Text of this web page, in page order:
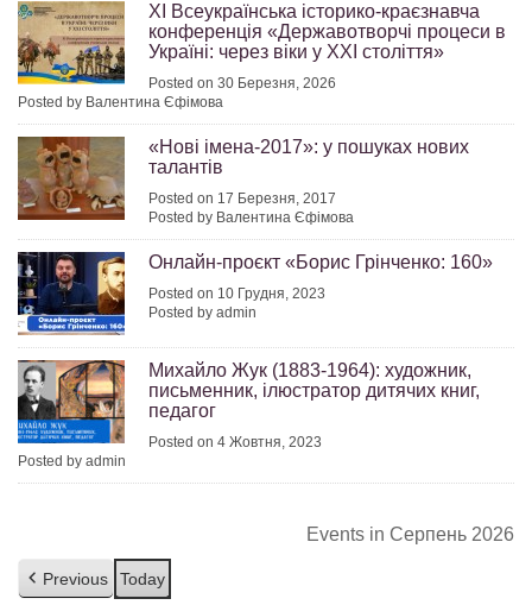
ХІ Всеукраїнська історико-краєзнавча
конференція «Державотворчі процеси в
Україні: через віки у ХХІ століття»
Posted on 30 Березня, 2026
Posted by Валентина Єфімова
«Нові імена-2017»: у пошуках нових
талантів
Posted on 17 Березня, 2017
Posted by Валентина Єфімова
Онлайн-проєкт «Борис Грінченко: 160»
Posted on 10 Грудня, 2023
Posted by admin
Михайло Жук (1883-1964): художник,
письменник, ілюстратор дитячих книг,
педагог
Posted on 4 Жовтня, 2023
Posted by admin
Events in Серпень 2026
Previous Today